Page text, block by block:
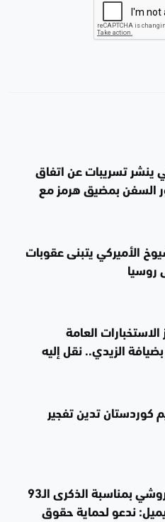
ينشر تسريبات عن اتفاق
السفن بمضيق هرمز مع
الأميركي يتبنى عقوبات
روسيا
العامة
الزيدي.. نقل إليه
كوردستان تدين تفجير
فرهاد الأتروشي بمناسبة الذكرى الـ93
ندعو لحماية حقوق